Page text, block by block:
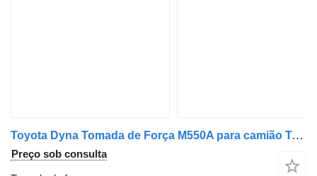
Toyota Dyna Tomada de Força M550A para camião Toyota
Preço sob consulta